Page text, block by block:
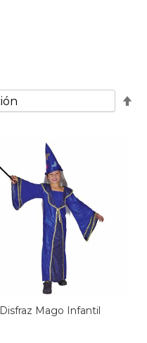
Disfraz Mago Infantil